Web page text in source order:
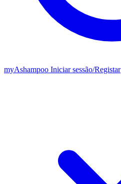
myAshampoo Iniciar sessão/Registar